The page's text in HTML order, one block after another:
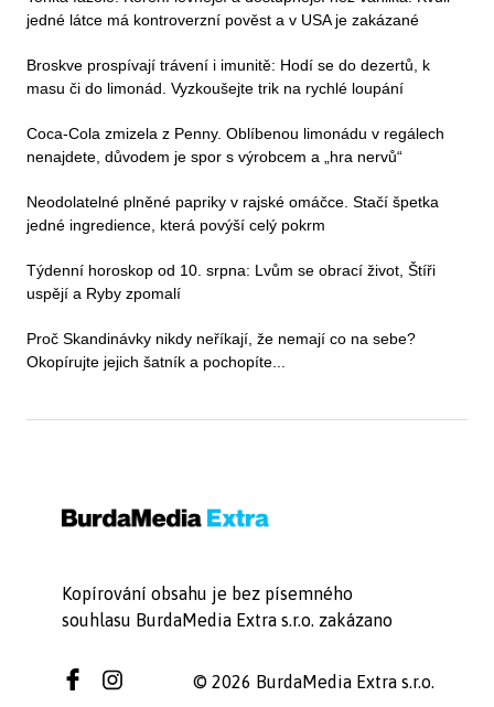
jedné látce má kontroverzní pověst a v USA je zakázané
Broskve prospívají trávení i imunitě: Hodí se do dezertů, k
masu či do limonád. Vyzkoušejte trik na rychlé loupání
Coca-Cola zmizela z Penny. Oblíbenou limonádu v regálech
nenajdete, důvodem je spor s výrobcem a „hra nervů“
Neodolatelné plněné papriky v rajské omáčce. Stačí špetka
jedné ingredience, která povýší celý pokrm
Týdenní horoskop od 10. srpna: Lvům se obrací život, Štíři
uspějí a Ryby zpomalí
Proč Skandinávky nikdy neříkají, že nemají co na sebe?
Okopírujte jejich šatník a pochopíte...
Kopírování obsahu je bez písemného
souhlasu BurdaMedia Extra s.r.o. zakázano
© 2026 BurdaMedia Extra s.r.o.